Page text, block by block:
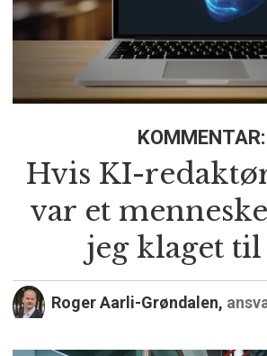
KOMMENTAR:
Hvis KI-
var et
jeg klaget
Roger Aarli-Grøndalen,